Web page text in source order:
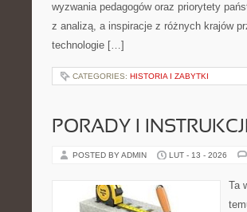
wyzwania pedagogów oraz priorytety
z analizą, a inspiracje z różnych krajów
technologie […]
CATEGORIES: HISTORIA I ZABYTKI
PORADY I
POSTED BY ADMIN LUT - 13 - 2026
Ta